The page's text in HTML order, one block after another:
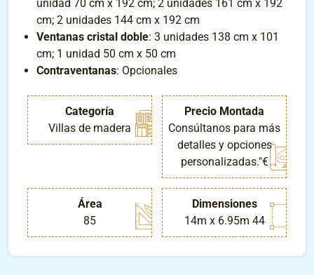
unidad 70 cm x 192 cm; 2 unidades 161 cm x 192
cm; 2 unidades 144 cm x 192 cm
Ventanas cristal doble: 3 unidades 138 cm x 101
cm; 1 unidad 50 cm x 50 cm
Contraventanas: Opcionales
Categoría
Villas de madera
Precio Montada
Consúltanos para más
detalles y opciones
personalizadas."€
Área
85
Dimensiones
14m x 6.95m 44